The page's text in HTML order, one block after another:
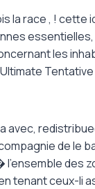
la race , ! cette
les
avec,
de le
des
tenant ceux-li